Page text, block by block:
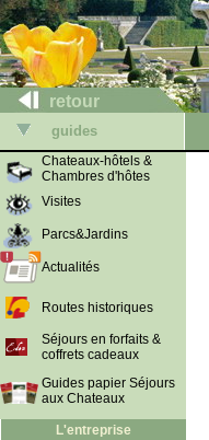
retour
guides
Chateaux-hôtels &
Chambres d'hôtes
Visites
Parcs&Jardins
Actualités
Routes historiques
Séjours en forfaits &
coffrets cadeaux
Guides papier Séjours
aux Chateaux
L'entreprise